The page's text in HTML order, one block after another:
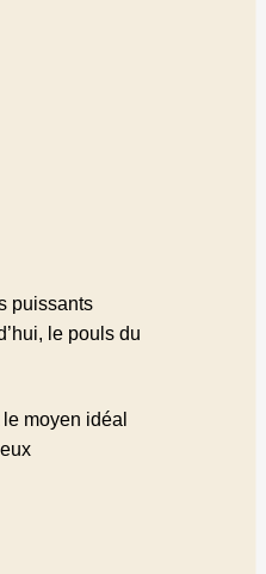
puissants
le pouls du
moyen idéal